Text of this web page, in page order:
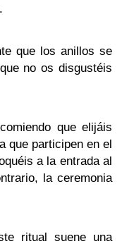
que los anillos se
no os disgustéis
que elijáis
que participen en el
a la entrada al
la ceremonia
ritual suene una